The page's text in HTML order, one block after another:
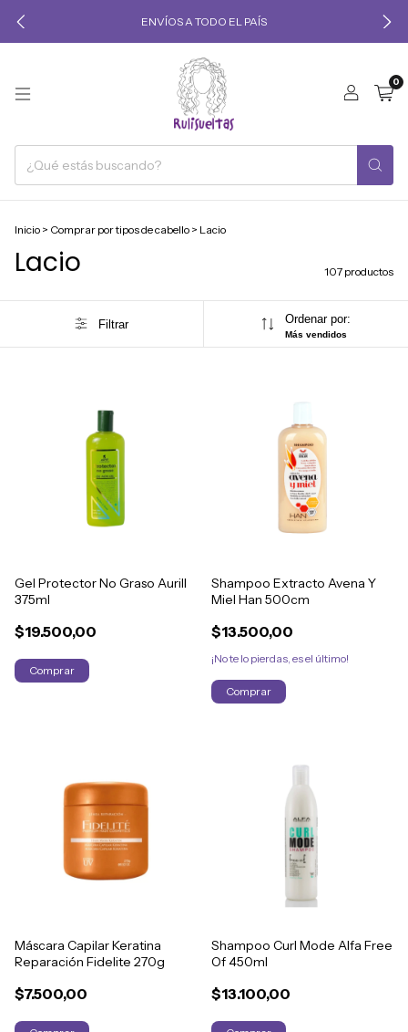
ENVÍOS A TODO EL PAÍS
0
Inicio > Comprar por tipos de cabello > Lacio
Lacio 107 productos
Filtrar Ordenar por:
Más vendidos
Gel Protector No Graso Aurill
375ml
$19.500,00
Shampoo Extracto Avena Y
Miel Han 500cm
$13.500,00
¡No te lo pierdas, es el último!
Máscara Capilar Keratina
Reparación Fidelite 270g
$7.500,00
Shampoo Curl Mode Alfa Free
Of 450ml
$13.100,00